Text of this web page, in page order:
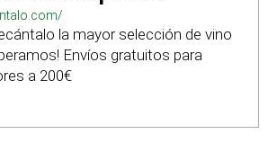
la mayor selección de vino
Envíos gratuitos para
a 200€